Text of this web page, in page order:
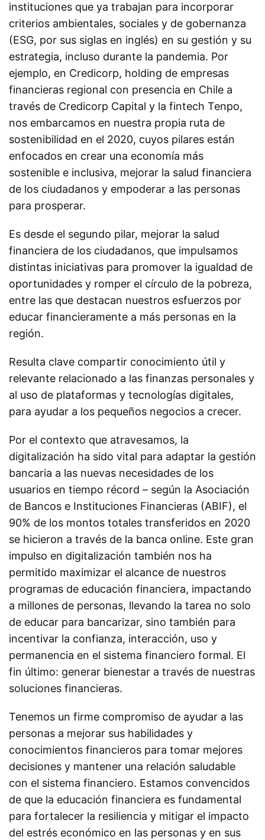
instituciones que ya trabajan para incorporar
criterios ambientales, sociales y de gobernanza
(ESG, por sus siglas en inglés) en su gestión y su
estrategia, incluso durante la pandemia. Por
ejemplo, en Credicorp, holding de empresas
financieras regional con presencia en Chile a
través de Credicorp Capital y la fintech Tenpo,
nos embarcamos en nuestra propia ruta de
sostenibilidad en el 2020, cuyos pilares están
enfocados en crear una economía más
sostenible e inclusiva, mejorar la salud financiera
de los ciudadanos y empoderar a las personas
para prosperar.
Es desde el segundo pilar, mejorar la salud
financiera de los ciudadanos, que impulsamos
distintas iniciativas para promover la igualdad de
oportunidades y romper el círculo de la pobreza,
entre las que destacan nuestros esfuerzos por
educar financieramente a más personas en la
región.
Resulta clave compartir conocimiento útil y
relevante relacionado a las finanzas personales y
al uso de plataformas y tecnologías digitales,
para ayudar a los pequeños negocios a crecer.
Por el contexto que atravesamos, la
digitalización ha sido vital para adaptar la gestión
bancaria a las nuevas necesidades de los
usuarios en tiempo récord – según la Asociación
de Bancos e Instituciones Financieras (ABIF), el
90% de los montos totales transferidos en 2020
se hicieron a través de la banca online. Este gran
impulso en digitalización también nos ha
permitido maximizar el alcance de nuestros
programas de educación financiera, impactando
a millones de personas, llevando la tarea no solo
de educar para bancarizar, sino también para
incentivar la confianza, interacción, uso y
permanencia en el sistema financiero formal. El
fin último: generar bienestar a través de nuestras
soluciones financieras.
Tenemos un firme compromiso de ayudar a las
personas a mejorar sus habilidades y
conocimientos financieros para tomar mejores
decisiones y mantener una relación saludable
con el sistema financiero. Estamos convencidos
de que la educación financiera es fundamental
para fortalecer la resiliencia y mitigar el impacto
del estrés económico en las personas y en sus